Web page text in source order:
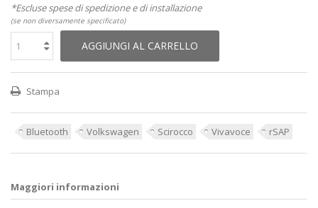
*Escluse spese di spedizione e di installazione
(se non diversamente specificato)
AGGIUNGI AL CARRELLO
Stampa
Bluetooth Volkswagen Scirocco Vivavoce rSAP
Maggiori informazioni